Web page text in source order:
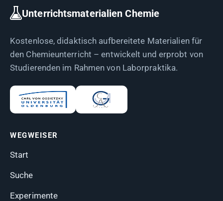
Unterrichtsmaterialien Chemie
Kostenlose, didaktisch aufbereitete Materialien für
den Chemieunterricht – entwickelt und erprobt von
Studierenden im Rahmen von Laborpraktika.
WEGWEISER
Start
Suche
Experimente